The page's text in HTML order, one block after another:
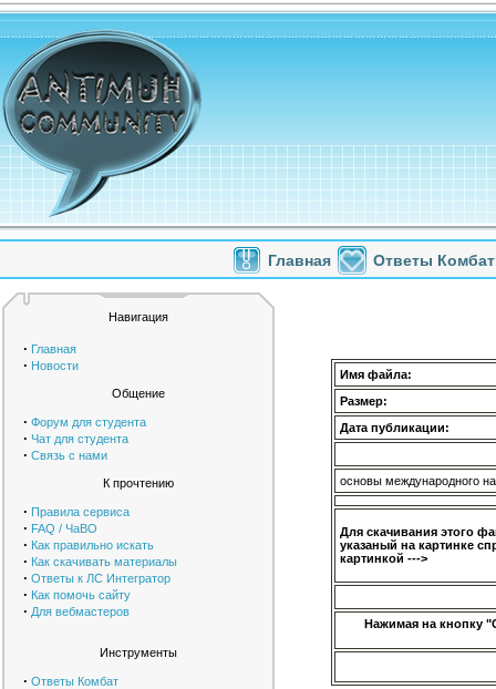
Главная Ответы Комбат
Навигация
· Главная
· Новости
Общение
· Форум для студента
· Чат для студента
· Связь с нами
К прочтению
· Правила сервиса
· FAQ / ЧаВО
· Как правильно искать
· Как скачивать материалы
· Ответы к ЛС Интегратор
· Как помочь сайту
· Для вебмастеров
Инструменты
· Ответы Комбат
Имя файла:
Размер:
Дата публикации:
основы международного
Для скачивания этого
указаный на картинке
картинкой --->
Нажимая на кнопку